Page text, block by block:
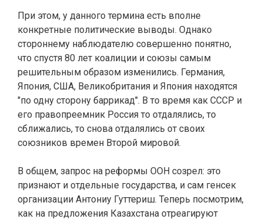
При этом, у данного термина есть вполне
конкретные политические выводы. Однако
стороннему наблюдателю совершенно понятно,
что спустя 80 лет коалиции и союзы самым
решительным образом изменились. Германия,
Япония, США, Великобритания и Япония находятся
"по одну сторону баррикад". В то время как СССР и
его правопреемник Россия то отдалялись, то
сближались, то снова отдалялись от своих
союзников времен Второй мировой.
В общем, запрос на реформы ООН созрел: это
признают и отдельные государства, и сам генсек
организации Антониу Гуттериш. Теперь посмотрим,
как на предложения Казахстана отреагируют